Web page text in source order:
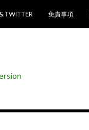
TWITTER 免責事項